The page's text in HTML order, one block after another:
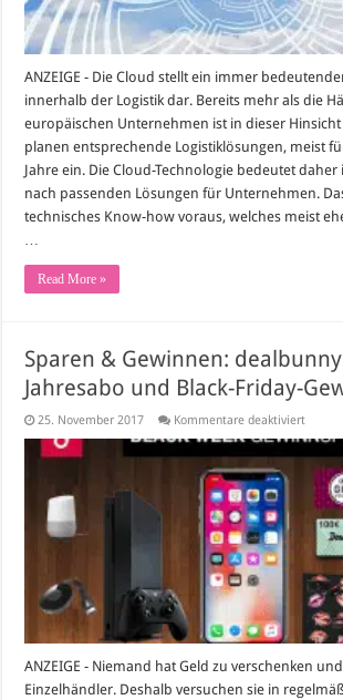
ANZEIGE - Die Cloud stellt ein immer
innerhalb der Logistik dar. Bereits mehr als die
europäischen Unternehmen ist in dieser Hinsicht
planen entsprechende Logistiklösungen, meist
Jahre ein. Die Cloud-Technologie bedeutet
nach passenden Lösungen für Unternehmen.
technisches Know-how voraus, welches meist
Read More »
Sparen & Gewinnen:
Jahresabo und Black-Friday-
25. November 2017 Kommentare deaktiviertfür
&
mit
Gratis-
und
Black-
Friday-
ANZEIGE - Niemand hat Geld zu verschenken
Einzelhändler. Deshalb versuchen sie in